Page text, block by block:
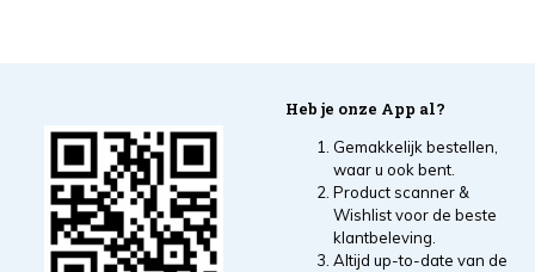
Heb je onze App al?
Gemakkelijk bestellen,
waar u ook bent.
Product scanner &
Wishlist voor de beste
klantbeleving.
Altijd up-to-date van de